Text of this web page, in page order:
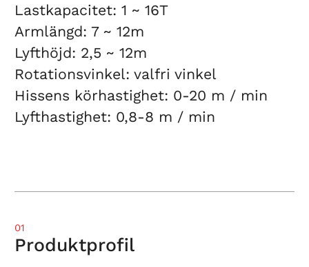
Lastkapacitet: 1 ~ 16T
Armlängd: 7 ~ 12m
Lyfthöjd: 2,5 ~ 12m
Rotationsvinkel: valfri vinkel
Hissens körhastighet: 0-20 m / min
Lyfthastighet: 0,8-8 m / min
01
Produktprofil